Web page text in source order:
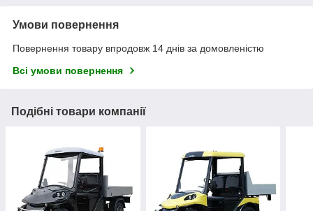
Умови повернення
Повернення товару впродовж 14 днів за домовленістю
Всі умови повернення
Подібні товари компанії